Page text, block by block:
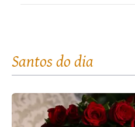
Santos do dia